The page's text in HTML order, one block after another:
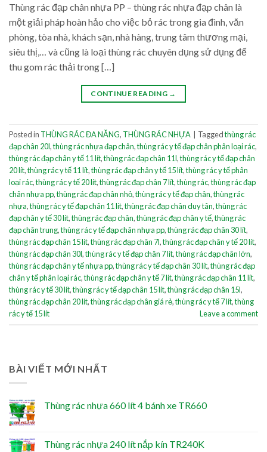
Thùng rác đạp chân nhựa PP – thùng rác nhựa đạp chân là
một giải pháp hoàn hảo cho việc bỏ rác trong gia đình, văn
phòng, tòa nhà, khách sạn, nhà hàng, trung tâm thương mại,
siêu thị,… và cũng là loại thùng rác chuyên dụng sử dụng để
thu gom rác thải trong […]
CONTINUE READING →
Posted in THÙNG RÁC ĐA NĂNG, THÙNG RÁC NHỰA Taggedthùng rác
đạp chân 20l,thùng rác nhựa đạp chân,thùng rác y tế đạp chân phân loại rác,
thùng rác đạp chân y tế 11 lít,thùng rác đạp chân 11l,thùng rác y tế đạp chân
20 lít,thùng rác y tế 11 lít,thùng rác đạp chân y tế 15 lít,thùng rác y tế phân
loại rác,thùng rác y tế 20 lít,thùng rác đạp chân 7 lít,thùng rác,thùng rác đạp
chân nhựa pp,thùng rác đạp chân nhỏ,thùng rác y tế đạp chân,thùng rác
nhựa,thùng rác y tế đạp chân 11 lít,thùng rác đạp chân duy tân,thùng rác
đạp chân y tế 30 lít,thùng rác đạp chân,thùng rác đạp chân y tế,thùng rác
đạp chân trung,thùng rác y tế đạp chân nhựa pp,thùng rác đạp chân 30 lít,
thùng rác đạp chân 15 lít,thùng rác đạp chân 7l,thùng rác đạp chân y tế 20 lít,
thùng rác đạp chân 30l,thùng rác y tế đạp chân 7 lít,thùng rác đạp chân lớn,
thùng rác đạp chân y tế nhựa pp,thùng rác y tế đạp chân 30 lít,thùng rác đạp
chân y tế phân loại rác,thùng rác đạp chân y tế 7 lít,thùng rác đạp chân 11 lít,
thùng rác y tế 30 lít,thùng rác y tế đạp chân 15 lít,thùng rác đạp chân 15l,
thùng rác đạp chân 20 lít,thùng rác đạp chân giá rẻ,thùng rác y tế 7 lít,thùng
rác y tế 15 lít
Leave a comment
BÀI VIẾT MỚI NHẤT
Thùng rác nhựa 660 lít 4 bánh xe TR660
Thùng rác nhựa 240 lít nắp kín TR240K